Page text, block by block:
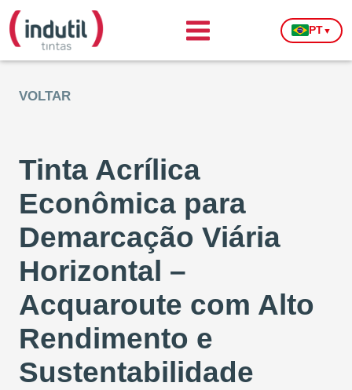
PT▼
VOLTAR
Tinta Acrílica
Econômica para
Demarcação Viária
Horizontal –
Acquaroute com Alto
Rendimento e
Sustentabilidade